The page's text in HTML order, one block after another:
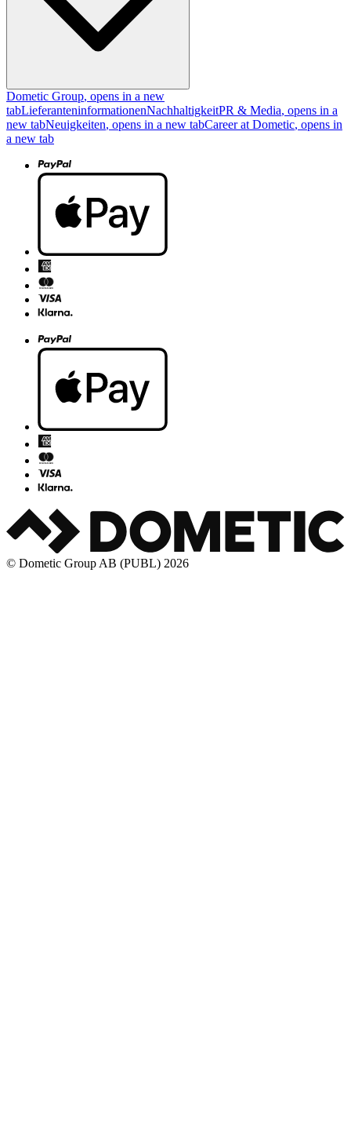
Dometic Group, opens in a new
tabLieferanteninformationenNachhaltigkeitPR & Media, opens in a
new tabNeuigkeiten, opens in a new tabCareer at Dometic, opens in
a new tab
© Dometic Group AB (PUBL) 2026